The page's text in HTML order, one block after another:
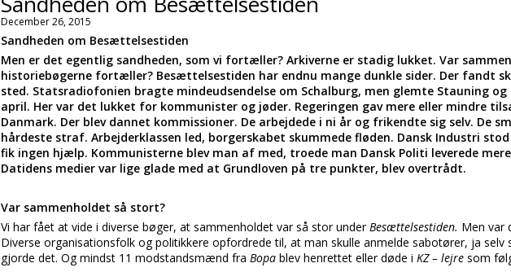
December 26, 2015
Sandheden om Besættelsestiden
Men er det egentlig sandheden, som vi fortæller? Arkiverne er stadig lukket. Var
historiebøgerne fortæller? Besættelsestiden har endnu mange dunkle sider. Der fandt
sted. Statsradiofonien bragte mindeudsendelse om Schalburg, men glemte Stauning
april. Her var det lukket for kommunister og jøder. Regeringen gav mere eller mindre
Danmark. Der blev dannet kommissioner. De arbejdede i ni år og frikendte sig selv. De
hårdeste straf. Arbejderklassen led, borgerskabet skummede fløden. Dansk Industri stod
fik ingen hjælp. Kommunisterne blev man af med, troede man Dansk Politi leverede
Datidens medier var lige glade med at Grundloven på tre punkter, blev overtrådt.
Var sammenholdet så stort?
Vi har fået at vide i diverse bøger, at sammenholdet var så stor underBesættelsestiden. Men var
Diverse organisationsfolk og politikkere opfordrede til, at man skulle anmelde sabotører, ja selv
gjorde det. Og mindst 11 modstandsmænd fra Bopa blev henrettet eller døde i KZ – lejre som